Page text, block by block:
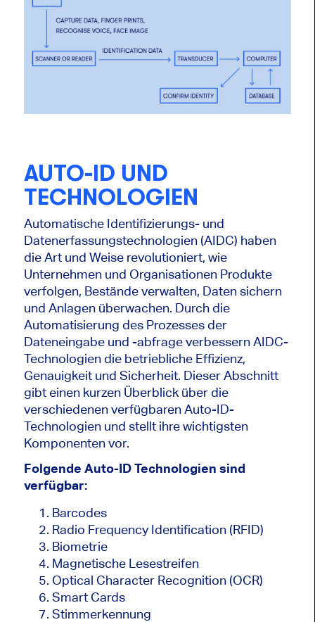
AUTO-ID UND
TECHNOLOGIEN
Automatische Identifizierungs- und
Datenerfassungstechnologien (AIDC) haben
die Art und Weise revolutioniert, wie
Unternehmen und Organisationen Produkte
verfolgen, Bestände verwalten, Daten sichern
und Anlagen überwachen. Durch die
Automatisierung des Prozesses der
Dateneingabe und -abfrage verbessern AIDC-
Technologien die betriebliche Effizienz,
Genauigkeit und Sicherheit. Dieser Abschnitt
gibt einen kurzen Überblick über die
verschiedenen verfügbaren Auto-ID-
Technologien und stellt ihre wichtigsten
Komponenten vor.
Folgende Auto-ID Technologien sind
verfügbar:
Barcodes
Radio Frequency Identification (RFID)
Biometrie
Magnetische Lesestreifen
Optical Character Recognition (OCR)
Smart Cards
Stimmerkennung